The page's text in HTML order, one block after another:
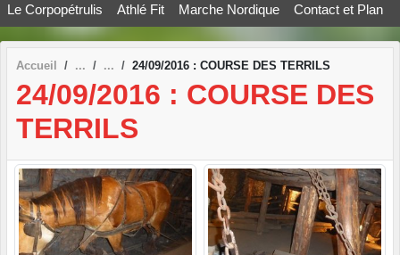
Le Corpopétrulis Athlé Fit Marche Nordique Contact et Plan
Accueil 24/09/2016 : COURSE DES TERRILS
24/09/2016 : COURSE DES
TERRILS